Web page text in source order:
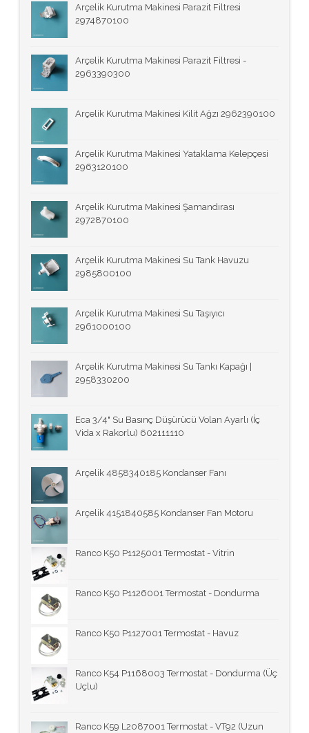
Arçelik Kurutma Makinesi Parazit Filtresi
2974870100
Arçelik Kurutma Makinesi Parazit Filtresi -
2963390300
Arçelik Kurutma Makinesi Kilit Ağzı 2962390100
Arçelik Kurutma Makinesi Yataklama Kelepçesi
2963120100
Arçelik Kurutma Makinesi Şamandırası
2972870100
Arçelik Kurutma Makinesi Su Tank Havuzu
2985800100
Arçelik Kurutma Makinesi Su Taşıyıcı
2961000100
Arçelik Kurutma Makinesi Su Tankı Kapağı |
2958330200
Eca 3/4" Su Basınç Düşürücü Volan Ayarlı (İç
Vida x Rakorlu) 602111110
Arçelik 4858340185 Kondanser Fanı
Arçelik 4151840585 Kondanser Fan Motoru
Ranco K50 P1125001 Termostat - Vitrin
Ranco K50 P1126001 Termostat - Dondurma
Ranco K50 P1127001 Termostat - Havuz
Ranco K54 P1168003 Termostat - Dondurma (Üç
Uçlu)
Ranco K59 L2087001 Termostat - VT92 (Uzun